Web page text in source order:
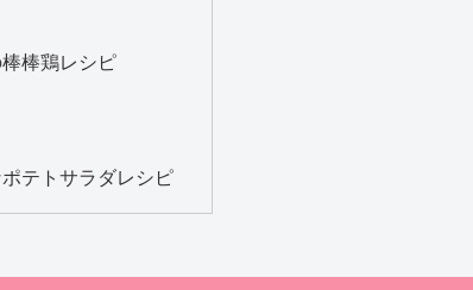
棒鶏レシピ
テトサラダレシピ